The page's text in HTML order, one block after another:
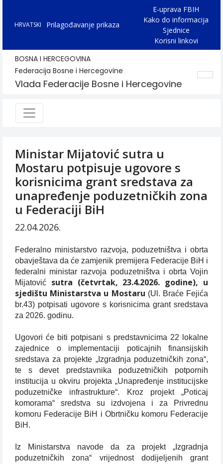
HRVATSKI Prilagođavanje prikaza
E-uprava FBIH
Kako do informacija
Sjednice
Korisni linkovi
BOSNA I HERCEGOVINA
Federacija Bosne i Hercegovine
Vlada Federacije Bosne i Hercegovine
Ministar Mijatović sutra u
Mostaru potpisuje ugovore s
korisnicima grant sredstava za
unapređenje poduzetničkih zona
u Federaciji BiH
22.04.2026.
Federalno ministarstvo razvoja, poduzetništva i obrta
obavještava da će zamjenik premijera Federacije BiH i
federalni ministar razvoja poduzetništva i obrta Vojin
Mijatović sutra (četvrtak, 23.4.2026. godine), u
sjedištu Ministarstva u Mostaru (Ul. Braće Fejića
br.43) potpisati ugovore s korisnicima grant sredstava
za 2026. godinu.
Ugovori će biti potpisani s predstavnicima 22 lokalne
zajednice o implementaciji poticajnih finansijskih
sredstava za projekte „Izgradnja poduzetničkih zona“,
te s devet predstavnika poduzetničkih potpornih
institucija u okviru projekta „Unapređenje institucijske
poduzetničke infrastrukture“. Kroz projekt „Poticaj
komorama“ sredstva su izdvojena i za Privrednu
komoru Federacije BiH i Obrtničku komoru Federacije
BiH.
Iz Ministarstva navode da za projekt „Izgradnja
poduzetničkih zona“ vrijednost dodijeljenih grant